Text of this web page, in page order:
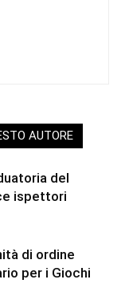
AUTORE
del
ispettori
di ordine
per i Giochi